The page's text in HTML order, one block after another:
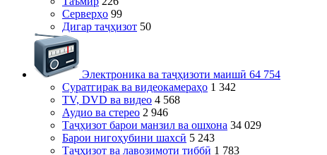
Серверҳо 99
Дигар таҷҳизот 50
Электроника ва таҷҳизоти маишӣ 64 754
Суратгирак ва видеокамераҳо 1 342
TV, DVD ва видео 4 568
Аудио ва стерео 2 946
Таҷҳизот барои манзил ва ошхона 34 029
Барои нигоҳубини шахсӣ 5 243
Таҷҳизот ва лавозимоти тиббӣ 1 783